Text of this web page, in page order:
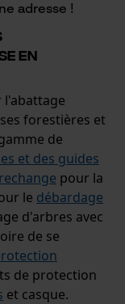
adresse !
en
forestières et
de
et des guides
pour la
le débardage
d'arbres avec
de se
de protection
et casque.